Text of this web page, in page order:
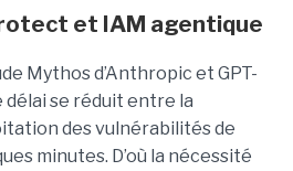
et IAM agentique
Mythos d’Anthropic et GPT-
délai se réduit entre la
des vulnérabilités de
minutes. D’où la nécessité